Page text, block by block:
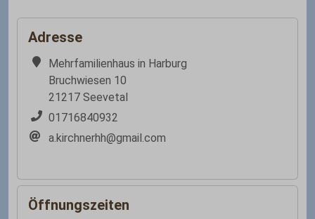
Adresse
Mehrfamilienhaus in Harburg
Bruchwiesen 10
21217 Seevetal
01716840932
a.kirchnerhh@gmail.com
Öffnungszeiten